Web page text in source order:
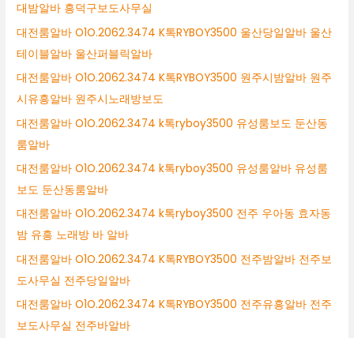
대밤알바 흥덕구보도사무실
대전룸알바 O1O.2062.3474 K톡RYBOY3500 울산당일알바 울산
테이블알바 울산퍼블릭알바
대전룸알바 O1O.2062.3474 K톡RYBOY3500 원주시밤알바 원주
시유흥알바 원주시노래방보도
대전룸알바 O1O.2062.3474 k톡ryboy3500 유성룸보도 둔산동
룸알바
대전룸알바 O1O.2062.3474 k톡ryboy3500 유성룸알바 유성룸
보도 둔산동룸알바
대전룸알바 O1O.2062.3474 k톡ryboy3500 전주 우아동 효자동
밤 유흥 노래방 바 알바
대전룸알바 O1O.2062.3474 K톡RYBOY3500 전주밤알바 전주보
도사무실 전주당일알바
대전룸알바 O1O.2062.3474 K톡RYBOY3500 전주유흥알바 전주
보도사무실 전주바알바